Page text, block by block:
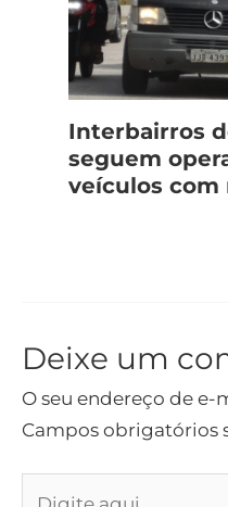
Interbairros
seguem
veículos com
Deixe um
O seu endereço de
Campos obrigatórios